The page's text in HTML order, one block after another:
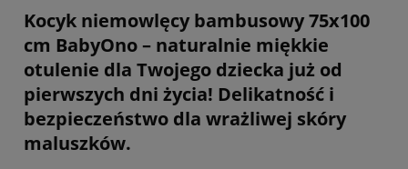
Kocyk niemowlęcy bambusowy 75x100
cm BabyOno – naturalnie miękkie
otulenie dla Twojego dziecka już od
pierwszych dni życia! Delikatność i
bezpieczeństwo dla wrażliwej skóry
maluszków.